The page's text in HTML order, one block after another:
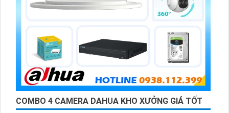
COMBO 4 CAMERA DAHUA KHO XƯỞNG GIÁ TỐT